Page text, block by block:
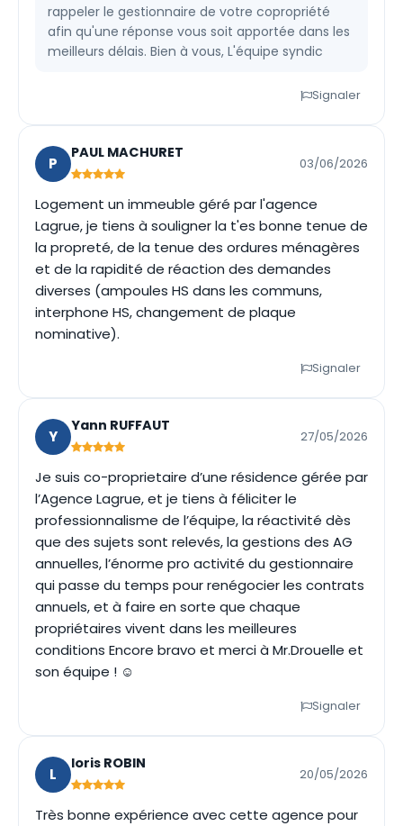
rappeler le gestionnaire de votre copropriété
afin qu'une réponse vous soit apportée dans les
meilleurs délais. Bien à vous, L'équipe syndic
Signaler
P
PAUL MACHURET
03/06/2026
Logement un immeuble géré par l'agence
Lagrue, je tiens à souligner la t'es bonne tenue de
la propreté, de la tenue des ordures ménagères
et de la rapidité de réaction des demandes
diverses (ampoules HS dans les communs,
interphone HS, changement de plaque
nominative).
Signaler
Y
Yann RUFFAUT
27/05/2026
Je suis co-proprietaire d’une résidence gérée par
l’Agence Lagrue, et je tiens à féliciter le
professionnalisme de l’équipe, la réactivité dès
que des sujets sont relevés, la gestions des AG
annuelles, l’énorme pro activité du gestionnaire
qui passe du temps pour renégocier les contrats
annuels, et à faire en sorte que chaque
propriétaires vivent dans les meilleures
conditions Encore bravo et merci à Mr.Drouelle et
son équipe ! ☺️
Signaler
L
loris ROBIN
20/05/2026
Très bonne expérience avec cette agence pour